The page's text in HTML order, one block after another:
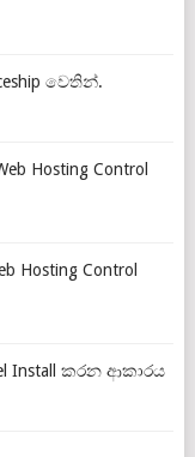
වෙතින්.
Hosting Control
Hosting Control
Install කරන ආකාරය